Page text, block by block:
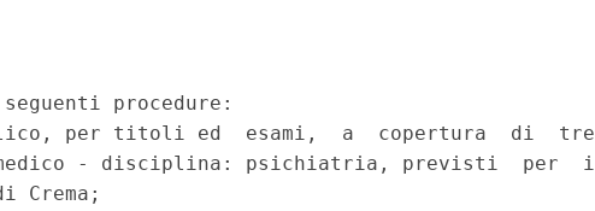
procedure:
per titoli ed  esami,  a  copertura  di  tre
- disciplina: psichiatria, previsti  per  i
Crema;